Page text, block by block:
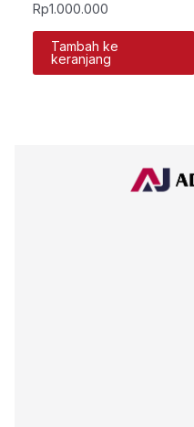
Rp1.000.000
Tambah ke
keranjang